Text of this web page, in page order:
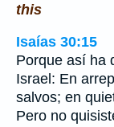
this
Isaías 30:15
Porque así ha
Israel: En
salvos; en
Pero no